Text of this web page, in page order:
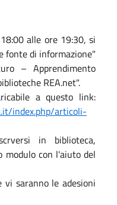
alle ore 19:30, si
fonte di informazione"
– Apprendimento
REA.net".
a questo link:
index.php/articoli-
in biblioteca,
modulo con l'aiuto del
saranno le adesioni